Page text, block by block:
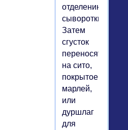
отделению
сыворотки.
Затем
сгусток
переносят
на сито,
покрытое
марлей,
или
дуршлаг
для